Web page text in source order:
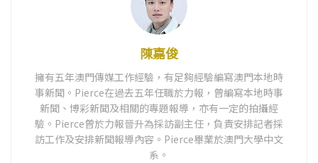
陳嘉俊
擁有五年澳門傳媒工作經驗，有足夠經驗編寫澳門本地時
事新聞。Pierce在過去五年任職於力報，曾編寫本地時事
新聞、博彩新聞及相關的專題報導，亦有一定的拍攝經
驗。Pierce曾於力報晉升為採訪副主任，負責安排記者採
訪工作及安排新聞報導內容。Pierce畢業於澳門大學中文
系。